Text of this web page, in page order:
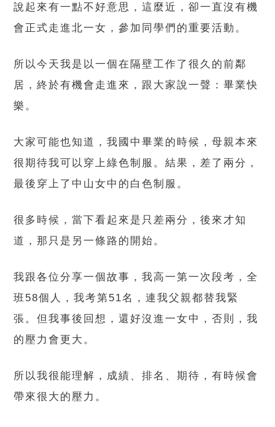
說起來有一點不好意思，這麼近，卻一直沒有機
會正式走進北一女，參加同學們的重要活動。
所以今天我是以一個在隔壁工作了很久的前鄰
居，終於有機會走進來，跟大家說一聲：畢業快
樂。
大家可能也知道，我國中畢業的時候，母親本來
很期待我可以穿上綠色制服。結果，差了兩分，
最後穿上了中山女中的白色制服。
很多時候，當下看起來是只差兩分，後來才知
道，那只是另一條路的開始。
我跟各位分享一個故事，我高一第一次段考，全
班58個人，我考第51名，連我父親都替我緊
張。但我事後回想，還好沒進一女中，否則，我
的壓力會更大。
所以我很能理解，成績、排名、期待，有時候會
帶來很大的壓力。